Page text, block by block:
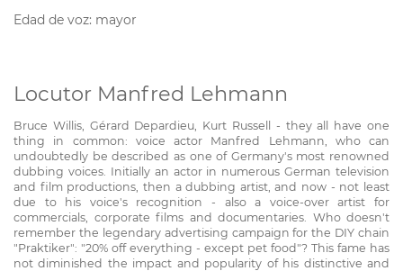
Edad de voz: mayor
Locutor Manfred Lehmann
Bruce Willis, Gérard Depardieu, Kurt Russell - they all have one
thing in common: voice actor Manfred Lehmann, who can
undoubtedly be described as one of Germany's most renowned
dubbing voices. Initially an actor in numerous German television
and film productions, then a dubbing artist, and now - not least
due to his voice's recognition - also a voice-over artist for
commercials, corporate films and documentaries. Who doesn't
remember the legendary advertising campaign for the DIY chain
"Praktiker": "20% off everything - except pet food"? This fame has
not diminished the impact and popularity of his distinctive and